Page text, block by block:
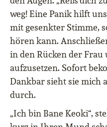
weg! Eine Panik hilft
mit gesenkter Stimme,
hören kann.
in den Rücken der
aufzusetzen. Sofort
Dankbar sieht sie mich
durch.
„Ich bin Bane Keoki“,